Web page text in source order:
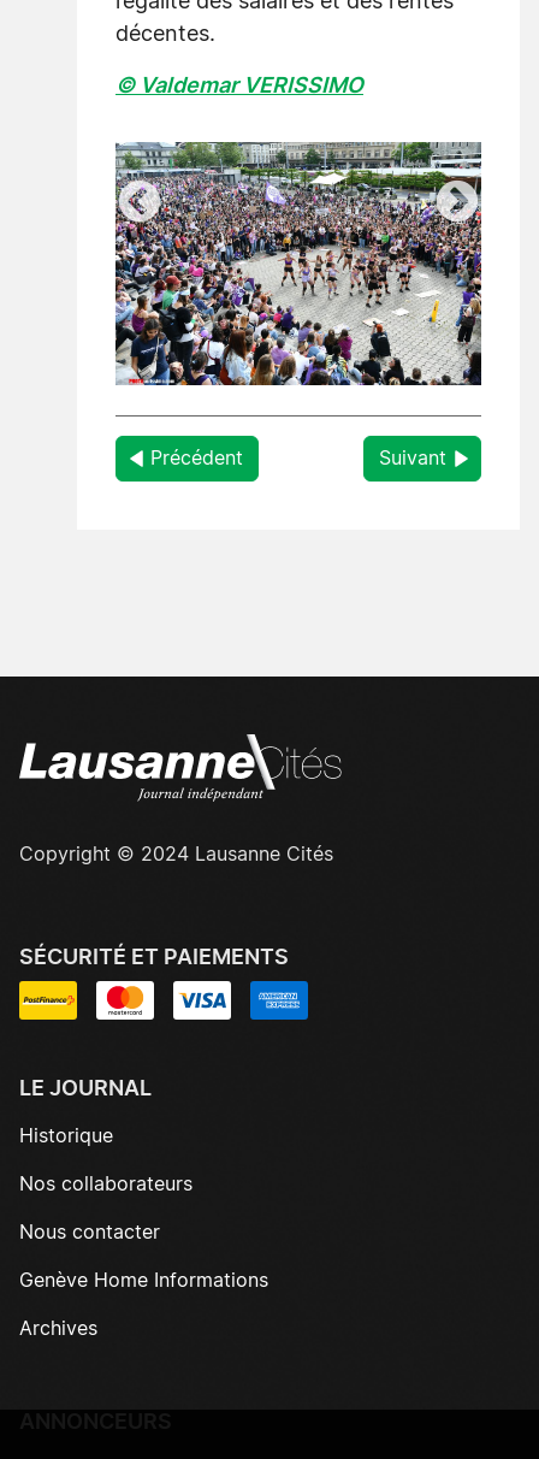
décentes.
© Valdemar VERISSIMO
Précédent Suivant
Copyright © 2024 Lausanne Cités
SÉCURITÉ ET PAIEMENTS
LE JOURNAL
Historique
Nos collaborateurs
Nous contacter
Genève Home Informations
Archives